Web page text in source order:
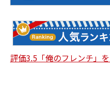
評価3.5「俺のフレンチ」を